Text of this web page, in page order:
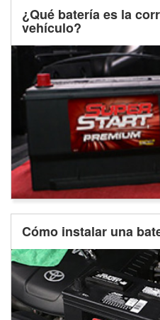
¿Qué batería es la
vehículo?
Cómo instalar una